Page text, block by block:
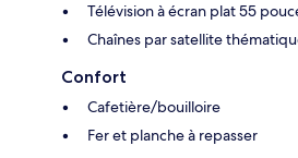
Télévision à écran plat 55
Chaînes par satellite
Confort
Cafetière/bouilloire
Fer et planche à repasser